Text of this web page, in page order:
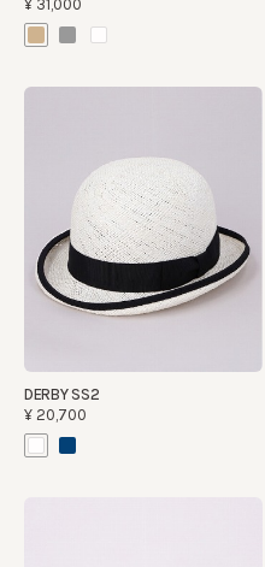
¥31,000
DERBY SS2
¥20,700